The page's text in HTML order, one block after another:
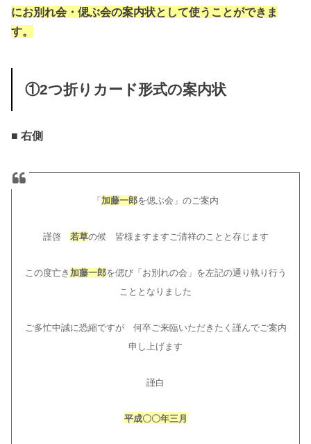
にお別れ会・偲ぶ会の案内状として使うことができま
す。
①2つ折りカード形式の案内状
■ 右側
「 加藤一郎を偲ぶ会」のご案内
謹啓 若草の候 皆様ますますご清祥のことと存じます
この度亡き 加藤一郎を偲び「お別れの会」を左記の通り執り行う
こととなりました
ご多忙中誠に恐縮ですが 何卒ご来臨いただきたく謹んでご案内
申し上げます
謹白
平成〇〇年三月